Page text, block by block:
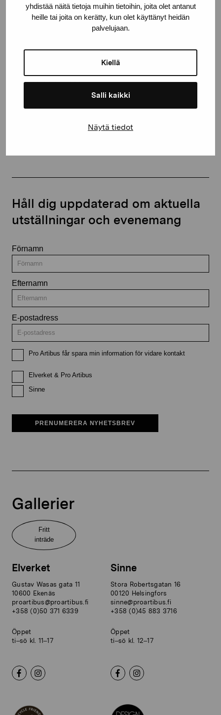
yhdistää näitä tietoja muihin tietoihin, joita olet antanut
heille tai joita on kerätty, kun olet käyttänyt heidän
palvelujaan.
Kiellä
Salli kaikki
Näytä tiedot
Stiftelsen Pro Artibus
10600 Ekenäs
Håll dig uppdaterad om aktuella
utställningar och evenemang
Förnamn
Efternamn
E-postadress
Pro Artibus får spara min information för vidare kontakt
Elverket & Pro Artibus
Sinne
PRENUMERERA NYHETSBREV
Gallerier
Fritt
inträde
Elverket
Gustav Wasas gata 11
10600 Ekenäs
proartibus@proartibus.fi
+358 (0)50 371 6339
Öppet
ti–sö kl. 11–17
Sinne
Stora Robertsgatan 16
00120 Helsingfors
sinne@proartibus.fi
+358 (0)45 883 3716
Öppet
ti–sö kl. 12–17